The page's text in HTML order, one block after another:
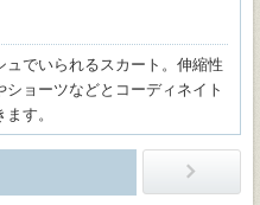
でいられるスカート。伸縮性
ョーツなどとコーディネイト
す。